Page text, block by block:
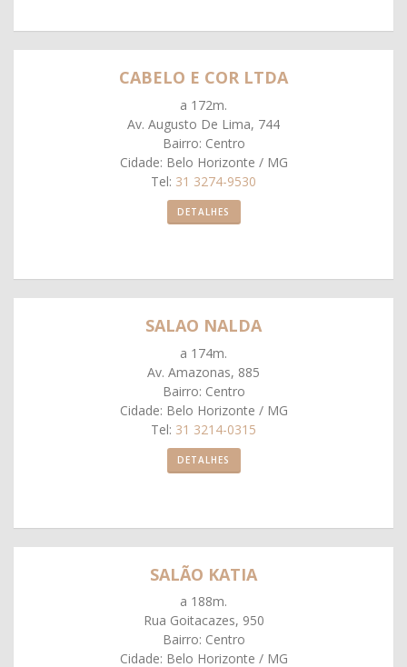
CABELO E COR LTDA
a 172m.
Av. Augusto De Lima, 744
Bairro: Centro
Cidade: Belo Horizonte / MG
Tel: 31 3274-9530
DETALHES
SALAO NALDA
a 174m.
Av. Amazonas, 885
Bairro: Centro
Cidade: Belo Horizonte / MG
Tel: 31 3214-0315
DETALHES
SALÃO KATIA
a 188m.
Rua Goitacazes, 950
Bairro: Centro
Cidade: Belo Horizonte / MG